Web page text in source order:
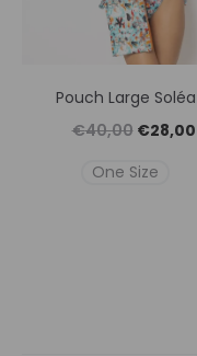
Pouch Large Soléa
€40,00 Original
price
€28,00Η
One Size